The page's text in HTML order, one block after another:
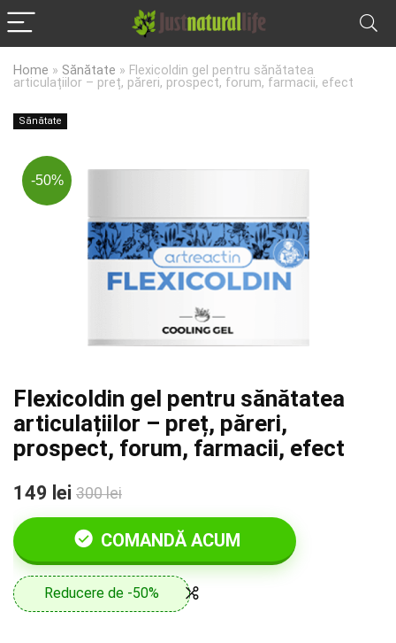
Home » Sănătate » Flexicoldin gel pentru sănătatea
articulațiilor – preț, păreri, prospect, forum, farmacii, efect
Sănătate
-50%
Flexicoldin gel pentru sănătatea
articulațiilor – preț, păreri,
prospect, forum, farmacii, efect
149 lei 300 lei
COMANDĂ ACUM
Reducere de -50%